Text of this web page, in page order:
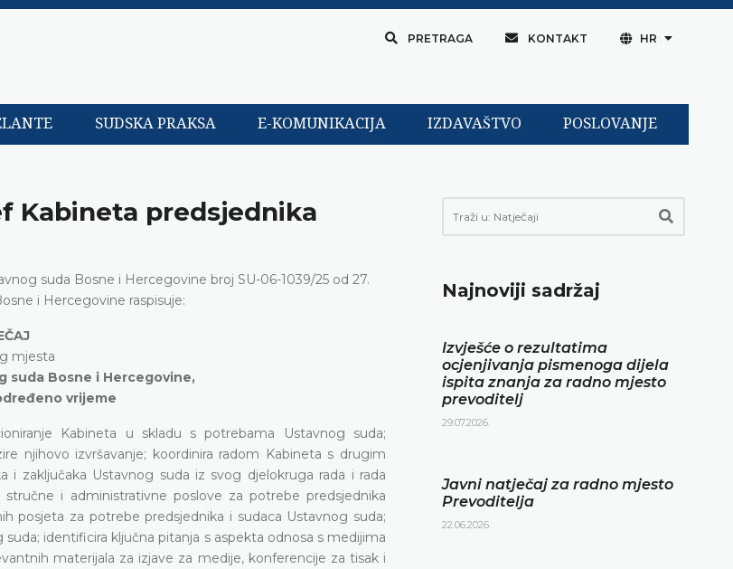
PRETRAGA KONTAKT HR
SUDSKA PRAKSA E-KOMUNIKACIJA IZDAVAŠTVO POSLOVANJE
Kabineta predsjednika
suda Bosne i Hercegovine broj SU-06-1039/25 od 27.
i Hercegovine raspisuje:
mjesta
suda Bosne i Hercegovine,
vrijeme
Kabineta u skladu s potrebama Ustavnog suda;
njihovo izvršavanje; koordinira radom Kabineta s drugim
i zaključaka Ustavnog suda iz svog djelokruga rada i rada
i administrativne poslove za potrebe predsjednika
posjeta za potrebe predsjednika i sudaca Ustavnog suda;
identificira ključna pitanja s aspekta odnosa s medijima
materijala za izjave za medije, konferencije za tisak i
Najnoviji sadržaj
Izvješće o rezultatima
ocjenjivanja pismenoga dijela
ispita znanja za radno mjesto
prevoditelj
29.07.2026.
Javni natječaj za radno mjesto
Prevoditelja
22.06.2026.